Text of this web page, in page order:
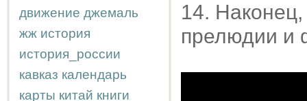
движение джемаль
жж история
история_россии
кавказ календарь
карты китай книги
14.
прелюдии и